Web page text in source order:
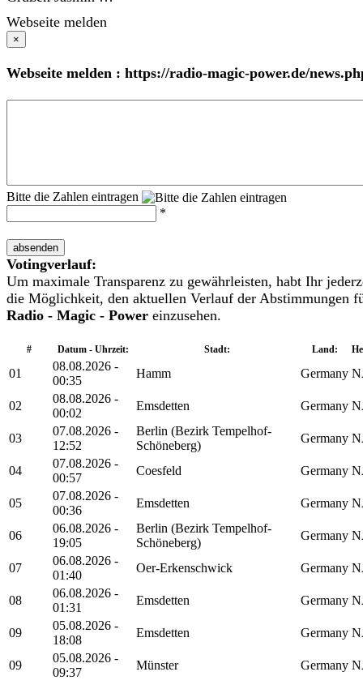
Webseite melden
×
Webseite melden : https://radio-magic-power.de/
Bitte die Zahlen eintragen
*
absenden
Votingverlauf:
Um maximale Transparenz zu gewährleisten, habt Ihr
die Möglichkeit, den aktuellen Verlauf der Abstimmungen
Radio - Magic - Power einzusehen.
# Datum - Uhrzeit: Stadt: Land:
01
08.08.2026 -
00:35
Hamm Germany
02
08.08.2026 -
00:02
Emsdetten Germany
03
07.08.2026 -
12:52
Berlin (Bezirk Tempelhof-
Schöneberg)
Germany
04
07.08.2026 -
00:57
Coesfeld Germany
05
07.08.2026 -
00:36
Emsdetten Germany
06
06.08.2026 -
19:05
Berlin (Bezirk Tempelhof-
Schöneberg)
Germany
07
06.08.2026 -
01:40
Oer-Erkenschwick Germany
08
06.08.2026 -
01:31
Emsdetten Germany
09
05.08.2026 -
18:08
Emsdetten Germany
09
05.08.2026 -
09:37
Münster Germany